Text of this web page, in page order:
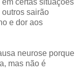
certas situações
sairão
e dor aos
neurose porque
mas não é